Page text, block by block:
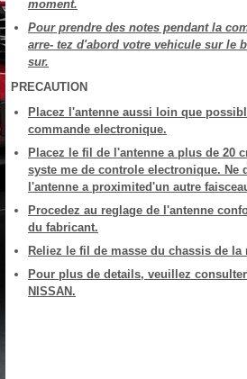
moment.
Pour prendre des notes pendant la
arre- tez d'abord votre vehicule sur le
sur.
PRECAUTION
Placez l'antenne aussi loin que
commande electronique.
Placez le fil de l'antenne a plus de 20
syste me de controle electronique. Ne
l'antenne a proximited'un autre
Procedez au reglage de l'antenne
du fabricant.
Reliez le fil de masse du chassis de la
Pour plus de details, veuillez
NISSAN.